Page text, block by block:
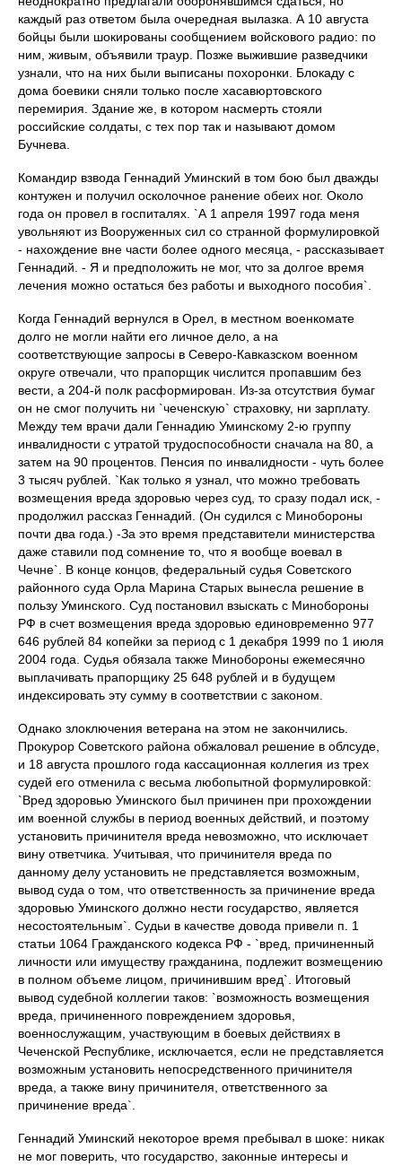
каждый раз ответом была очередная вылазка. А 10 августа
бойцы были шокированы сообщением войскового радио: по
ним, живым, объявили траур. Позже выжившие разведчики
узнали, что на них были выписаны похоронки. Блокаду с
дома боевики сняли только после хасавюртовского
перемирия. Здание же, в котором насмерть стояли
российские солдаты, с тех пор так и называют домом
Бучнева.
Командир взвода Геннадий Уминский в том бою был дважды
контужен и получил осколочное ранение обеих ног. Около
года он провел в госпиталях. `А 1 апреля 1997 года меня
увольняют из Вооруженных сил со странной формулировкой
- нахождение вне части более одного месяца, - рассказывает
Геннадий. - Я и предположить не мог, что за долгое время
лечения можно остаться без работы и выходного пособия`.
Когда Геннадий вернулся в Орел, в местном военкомате
долго не могли найти его личное дело, а на
соответствующие запросы в Северо-Кавказском военном
округе отвечали, что прапорщик числится пропавшим без
вести, а 204-й полк расформирован. Из-за отсутствия бумаг
он не смог получить ни `чеченскую` страховку, ни зарплату.
Между тем врачи дали Геннадию Уминскому 2-ю группу
инвалидности с утратой трудоспособности сначала на 80, а
затем на 90 процентов. Пенсия по инвалидности - чуть более
3 тысяч рублей. `Как только я узнал, что можно требовать
возмещения вреда здоровью через суд, то сразу подал иск, -
продолжил рассказ Геннадий. (Он судился с Минобороны
почти два года.) -За это время представители министерства
даже ставили под сомнение то, что я вообще воевал в
Чечне`. В конце концов, федеральный судья Советского
районного суда Орла Марина Старых вынесла решение в
пользу Уминского. Суд постановил взыскать с Минобороны
РФ в счет возмещения вреда здоровью единовременно 977
646 рублей 84 копейки за период с 1 декабря 1999 по 1 июля
2004 года. Судья обязала также Минобороны ежемесячно
выплачивать прапорщику 25 648 рублей и в будущем
индексировать эту сумму в соответствии с законом.
Однако злоключения ветерана на этом не закончились.
Прокурор Советского района обжаловал решение в облсуде,
и 18 августа прошлого года кассационная коллегия из трех
судей его отменила с весьма любопытной формулировкой:
`Вред здоровью Уминского был причинен при прохождении
им военной службы в период военных действий, и поэтому
установить причинителя вреда невозможно, что исключает
вину ответчика. Учитывая, что причинителя вреда по
данному делу установить не представляется возможным,
вывод суда о том, что ответственность за причинение вреда
здоровью Уминского должно нести государство, является
несостоятельным`. Судьи в качестве довода привели п. 1
статьи 1064 Гражданского кодекса РФ - `вред, причиненный
личности или имуществу гражданина, подлежит возмещению
в полном объеме лицом, причинившим вред`. Итоговый
вывод судебной коллегии таков: `возможность возмещения
вреда, причиненного повреждением здоровья,
военнослужащим, участвующим в боевых действиях в
Чеченской Республике, исключается, если не представляется
возможным установить непосредственного причинителя
вреда, а также вину причинителя, ответственного за
причинение вреда`.
Геннадий Уминский некоторое время пребывал в шоке: никак
не мог поверить, что государство, законные интересы и